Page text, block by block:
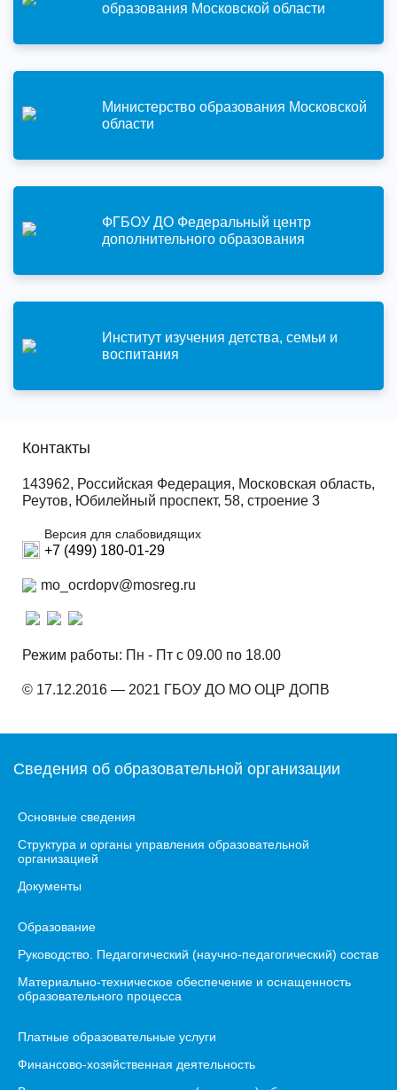
образования Московской области
Министерство образования Московской
области
ФГБОУ ДО Федеральный центр
дополнительного образования
Институт изучения детства, семьи и
воспитания
Контакты
143962, Российская Федерация, Московская область,
Реутов, Юбилейный проспект, 58, строение 3
Версия для слабовидящих
+7 (499) 180-01-29
mo_ocrdopv@mosreg.ru
Режим работы: Пн - Пт с 09.00 по 18.00
© 17.12.2016 — 2021 ГБОУ ДО МО ОЦР ДОПВ
Сведения об образовательной организации
Основные сведения
Структура и органы управления образовательной
организацией
Документы
Образование
Руководство. Педагогический (научно-педагогический) состав
Материально-техническое обеспечение и оснащенность
образовательного процесса
Платные образовательные услуги
Финансово-хозяйственная деятельность